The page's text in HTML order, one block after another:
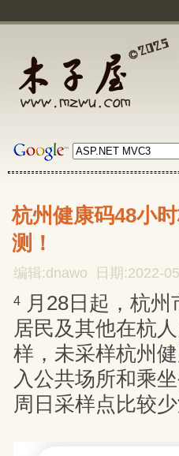
杭州健康码48小
测！
编辑:dnawo 日期:2022-
4
月28日起，杭
居民及其他在杭
样，未采样杭州
入公共场所和乘
周日采样点比较